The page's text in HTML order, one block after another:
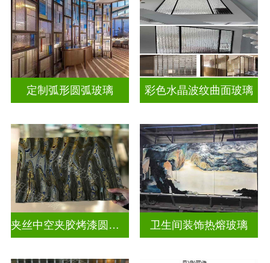
定制弧形圆弧玻璃 彩色水晶波纹曲面玻璃
夹丝中空夹胶烤漆圆弧玻璃 卫生间装饰热熔玻璃